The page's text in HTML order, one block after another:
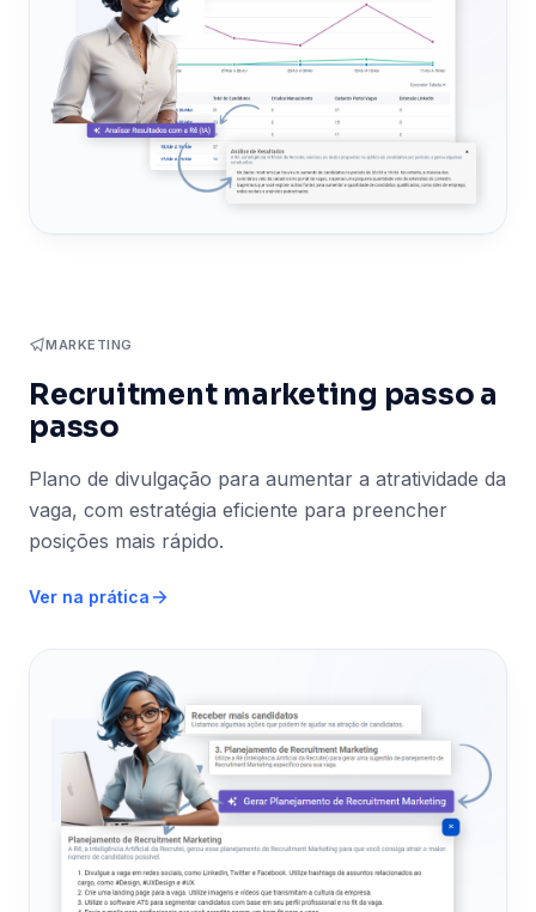
MARKETING
Recruitment marketing passo a
passo
Plano de divulgação para aumentar a atratividade da
vaga, com estratégia eficiente para preencher
posições mais rápido.
Ver na prática